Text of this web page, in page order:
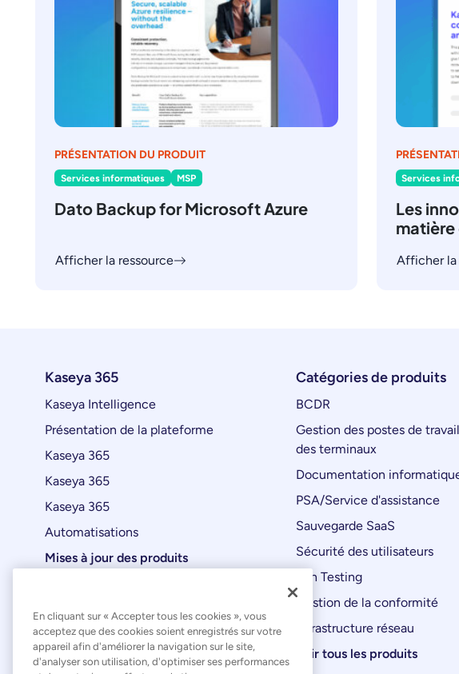
PRÉSENTATION DU PRODUIT
Services informatiques MSP
Dato Backup for Microsoft Azure
Afficher la ressource
Services
Les
matière
Afficher la
Kaseya 365
Kaseya Intelligence
Présentation de la plateforme
Kaseya 365
Kaseya 365
Kaseya 365
Automatisations
Mises à jour des produits
Catégories de produits
BCDR
Gestion des postes de
des terminaux
Documentation
PSA/Service d'assistance
Sauvegarde SaaS
Sécurité des utilisateurs
Pen Testing
Gestion de la conformité
Infrastructure réseau
Voir tous les produits
En cliquant sur « Accepter tous les cookies », vous
acceptez que des cookies soient enregistrés sur votre
appareil afin d'améliorer la navigation sur le site,
d'analyser son utilisation, d'optimiser ses performances